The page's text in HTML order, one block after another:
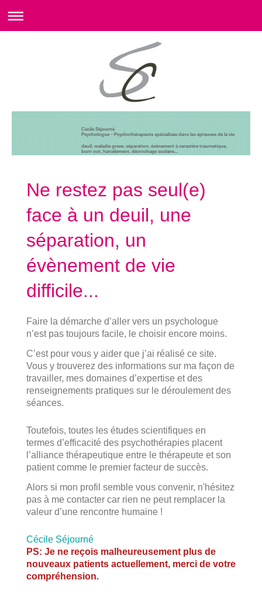
Cécile Séjourné
Psychologue – Psychothérapeute spécialisée dans les épreuves de la vie
deuil, maladie grave, séparation, évènement à caractère traumatique,
burn out, harcèlement, décrochage scolaire...
Ne restez pas seul(e)
face à un deuil, une
séparation, un
évènement de vie
difficile...
Faire la démarche d’aller vers un psychologue
n’est pas toujours facile, le choisir encore moins.
C’est pour vous y aider que j’ai réalisé ce site.
Vous y trouverez des informations sur ma façon de
travailler, mes domaines d’expertise et des
renseignements pratiques sur le déroulement des
séances.
Toutefois, toutes les études scientifiques en
termes d’efficacité des psychothérapies placent
l’alliance thérapeutique entre le thérapeute et son
patient comme le premier facteur de succès.
Alors si mon profil semble vous convenir, n'hésitez
pas à me contacter car rien ne peut remplacer la
valeur d’une rencontre humaine !
Cécile Séjourné
PS: Je ne reçois malheureusement plus de
nouveaux patients actuellement, merci de votre
compréhension.